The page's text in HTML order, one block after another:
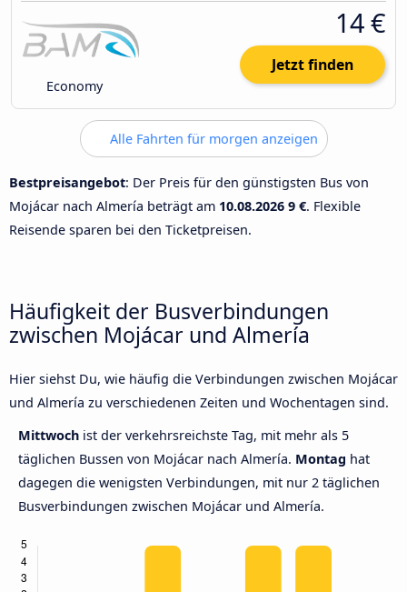
Economy
14 €
Jetzt finden
Alle Fahrten für morgen anzeigen
Bestpreisangebot: Der Preis für den günstigsten Bus von
Mojácar nach Almería beträgt am 10.08.2026 9 €. Flexible
Reisende sparen bei den Ticketpreisen.
Häufigkeit der Busverbindungen
zwischen Mojácar und Almería
Hier siehst Du, wie häufig die Verbindungen zwischen Mojácar
und Almería zu verschiedenen Zeiten und Wochentagen sind.
Mittwoch ist der verkehrsreichste Tag, mit mehr als 5
täglichen Bussen von Mojácar nach Almería. Montag hat
dagegen die wenigsten Verbindungen, mit nur 2 täglichen
Busverbindungen zwischen Mojácar und Almería.